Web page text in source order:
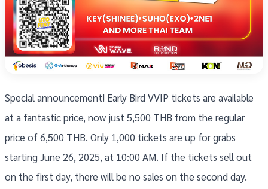
Special announcement! Early Bird VVIP tickets are available
at a fantastic price, now just 5,500 THB from the regular
price of 6,500 THB. Only 1,000 tickets are up for grabs
starting June 26, 2025, at 10:00 AM. If the tickets sell out
on the first day, there will be no sales on the second day.